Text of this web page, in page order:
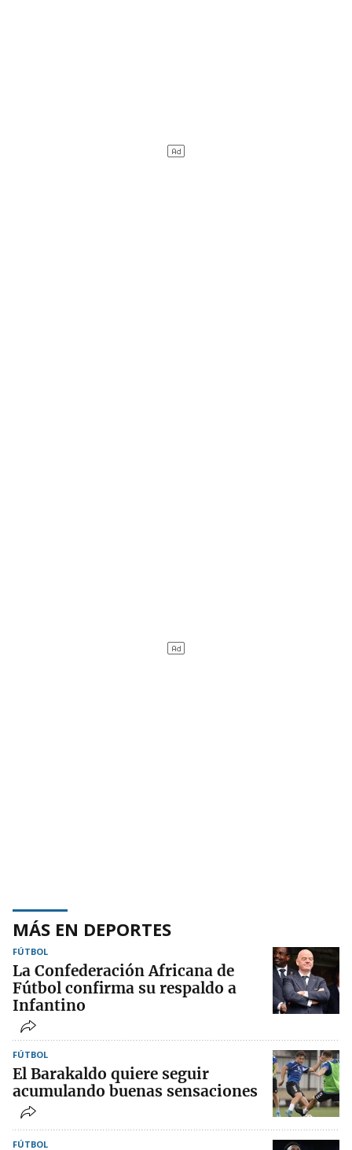
MÁS EN DEPORTES
FÚTBOL
La Confederación Africana de
Fútbol confirma su respaldo a
Infantino
FÚTBOL
El Barakaldo quiere seguir
acumulando buenas sensaciones
FÚTBOL